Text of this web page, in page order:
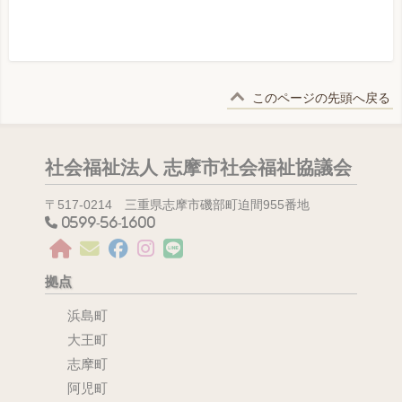
このページの先頭へ戻る
社会福祉法人 志摩市社会福祉協議会
〒517-0214 三重県志摩市磯部町迫間955番地
0599-56-1600
拠点
浜島町
大王町
志摩町
阿児町